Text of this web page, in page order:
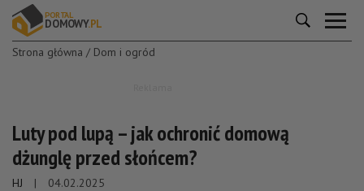
PORTAL
DOMOWY.PL
Dom
Wnętrza
Wyposażenie
Strona główna / Dom i ogród
Luty pod lupą – jak ochronić domową
dżunglę przed słońcem?
HJ | 04.02.2025